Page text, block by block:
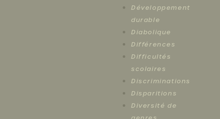
Développement
durable
Diabolique
Différences
Difficultés
scolaires
Discriminations
Disparitions
Diversité de